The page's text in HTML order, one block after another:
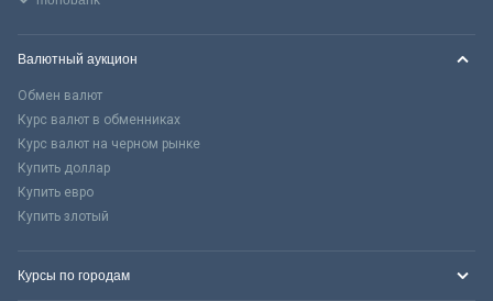
Валютный аукцион
Обмен валют
Курс валют в обменниках
Курс валют на черном рынке
Купить доллар
Купить евро
Купить злотый
Курсы по городам